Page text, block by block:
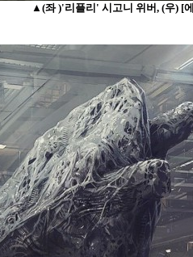
▲(좌 )'리플리' 시고니 위버, (우) [